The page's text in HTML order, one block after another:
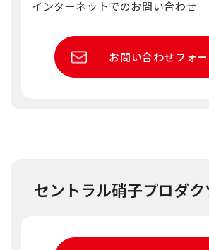
インターネットでのお問い合わせ
お問い合わせフォ
セントラル硝子プロダ